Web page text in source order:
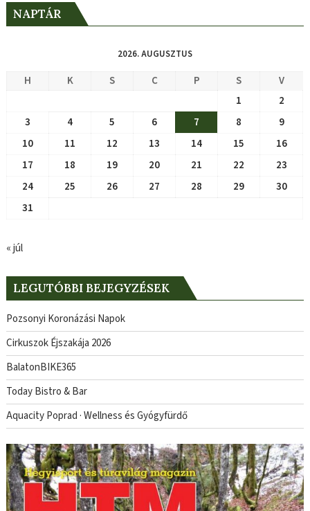
NAPTÁR
2026. AUGUSZTUS
H K S C P S
V
1
2
3
4 5 6 7 8
9
10
11 12 13 14 15
16
17
18 19 20 21 22
23
24
25 26 27 28 29
30
31
« júl
LEGUTÓBBI BEJEGYZÉSEK
Pozsonyi Koronázási Napok
Cirkuszok Éjszakája 2026
BalatonBIKE365
Today Bistro & Bar
Aquacity Poprad · Wellness és Gyógyfürdő